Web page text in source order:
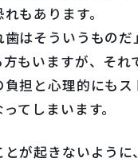
もあります。
歯はそういうものだ
方もいますが、それ
負担と心理的にもス
てしまいます。
とが起きないように